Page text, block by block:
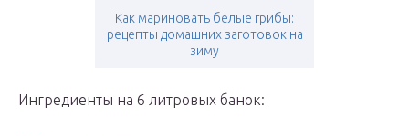
Как мариновать белые грибы:
рецепты домашних заготовок на
зиму
Ингредиенты на 6 литровых банок: